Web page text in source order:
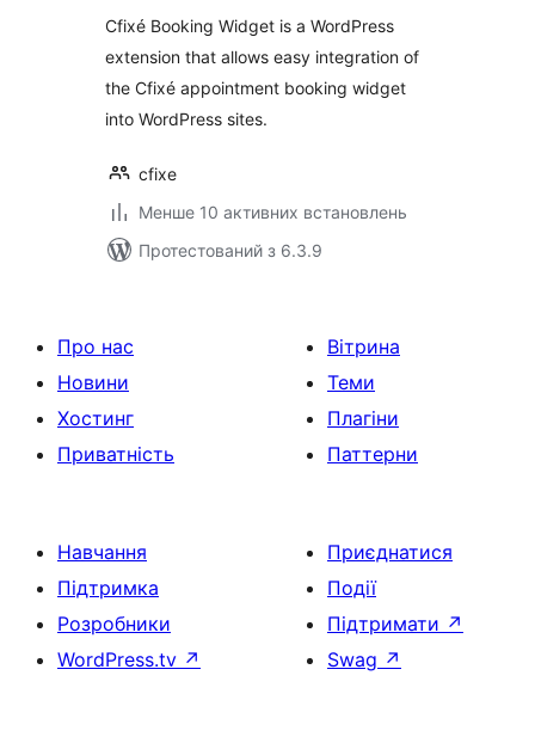
Cfixé Booking Widget is a WordPress
extension that allows easy integration of
the Cfixé appointment booking widget
into WordPress sites.
cfixe
Менше 10 активних встановлень
Протестований з 6.3.9
Про нас
Новини
Хостинг
Приватність
Вітрина
Теми
Плагіни
Паттерни
Навчання
Підтримка
Розробники
WordPress.tv ↗
Приєднатися
Події
Підтримати ↗
Swag ↗